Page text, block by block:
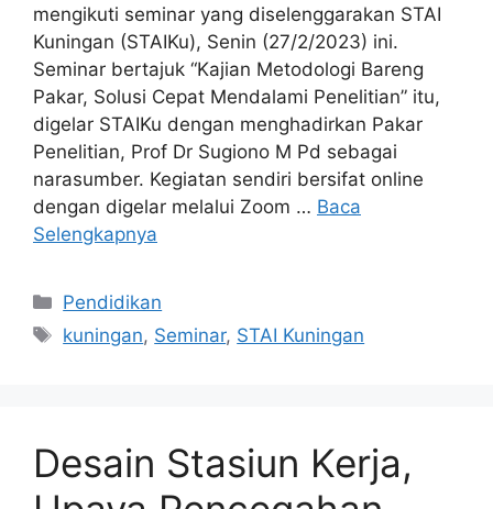
mengikuti seminar yang diselenggarakan STAI
Kuningan (STAIKu), Senin (27/2/2023) ini.
Seminar bertajuk “Kajian Metodologi Bareng
Pakar, Solusi Cepat Mendalami Penelitian” itu,
digelar STAIKu dengan menghadirkan Pakar
Penelitian, Prof Dr Sugiono M Pd sebagai
narasumber. Kegiatan sendiri bersifat online
dengan digelar melalui Zoom … Baca
Selengkapnya
Kategori
Pendidikan
Tag
kuningan, Seminar, STAI Kuningan
Desain Stasiun Kerja,